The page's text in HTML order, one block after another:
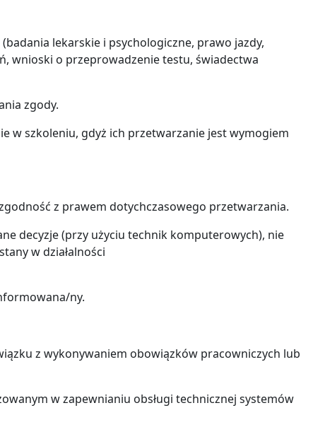
lekarskie i psychologiczne, prawo jazdy,
wnioski o przeprowadzenie testu, świadectwa
zgody.
w szkoleniu, gdyż ich przetwarzanie jest wymogiem
z prawem dotychczasowego przetwarzania.
decyzje (przy użyciu technik komputerowych), nie
w działalności
ny.
z wykonywaniem obowiązków pracowniczych lub
w zapewnianiu obsługi technicznej systemów